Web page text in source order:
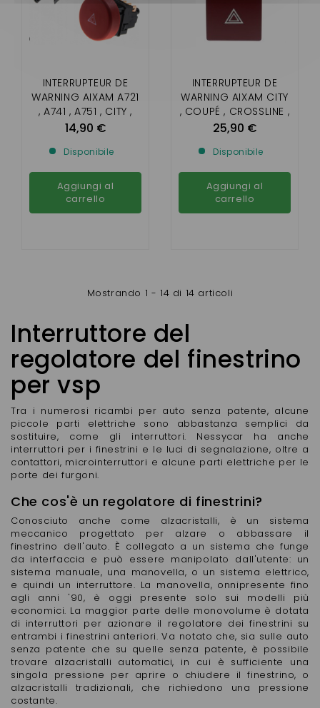
INTERRUPTEUR DE
WARNING AIXAM A721
, A741 , A751 , CITY ,
ROADLINE , SCOUTY ,
14,90 €
Disponibile
Aggiungi al
carrello
INTERRUPTEUR DE
WARNING AIXAM CITY
, COUPÉ , CROSSLINE ,
CROSSOVER (
2ÈME MONTAGE ET
EMOTION )
25,90 €
Disponibile
Aggiungi al
carrello
Mostrando 1 - 14 di 14 articoli
Interruttore del
regolatore del finestrino
per vsp
Tra i numerosi ricambi per auto senza patente, alcune
piccole parti elettriche sono abbastanza semplici da
sostituire, come gli interruttori. Nessycar ha anche
interruttori per i finestrini e le luci di segnalazione, oltre a
contattori, microinterruttori e alcune parti elettriche per le
porte dei furgoni.
Che cos'è un regolatore di finestrini?
Conosciuto anche come alzacristalli, è un sistema
meccanico progettato per alzare o abbassare il
finestrino dell'auto. È collegato a un sistema che funge
da interfaccia e può essere manipolato dall'utente: un
sistema manuale, una manovella, o un sistema elettrico,
e quindi un interruttore. La manovella, onnipresente fino
agli anni '90, è oggi presente solo sui modelli più
economici. La maggior parte delle monovolume è dotata
di interruttori per azionare il regolatore dei finestrini su
entrambi i finestrini anteriori. Va notato che, sia sulle auto
senza patente che su quelle senza patente, è possibile
trovare alzacristalli automatici, in cui è sufficiente una
singola pressione per aprire o chiudere il finestrino, o
alzacristalli tradizionali, che richiedono una pressione
costante.